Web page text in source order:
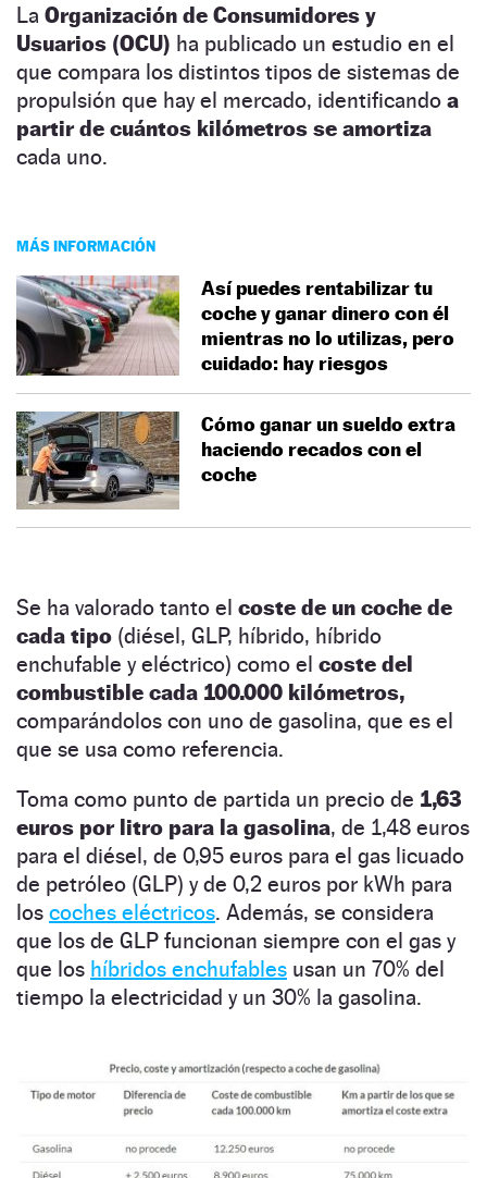
La Organización de Consumidores y
Usuarios (OCU) ha publicado un estudio en el
que compara los distintos tipos de sistemas de
propulsión que hay el mercado, identificando a
partir de cuántos kilómetros se amortiza
cada uno.
MÁS INFORMACIÓN
Así puedes rentabilizar tu
coche y ganar dinero con él
mientras no lo utilizas, pero
cuidado: hay riesgos
Cómo ganar un sueldo extra
haciendo recados con el
coche
Se ha valorado tanto el coste de un coche de
cada tipo (diésel, GLP, híbrido, híbrido
enchufable y eléctrico) como el coste del
combustible cada 100.000 kilómetros,
comparándolos con uno de gasolina, que es el
que se usa como referencia.
Toma como punto de partida un precio de 1,63
euros por litro para la gasolina, de 1,48 euros
para el diésel, de 0,95 euros para el gas licuado
de petróleo (GLP) y de 0,2 euros por kWh para
los coches eléctricos. Además, se considera
que los de GLP funcionan siempre con el gas y
que los híbridos enchufables usan un 70% del
tiempo la electricidad y un 30% la gasolina.